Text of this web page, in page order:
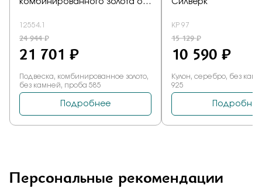
Персональные рекомендации